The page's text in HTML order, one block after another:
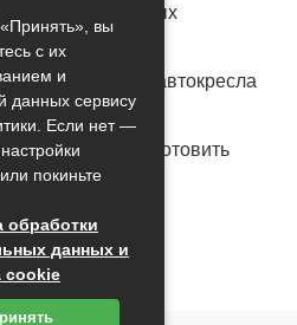
в семейных
к записи
Детские автокресла
цвет Orange
к записи
Как приготовить
вы
с их
и
данных сервису
Если нет —
покиньте
обработки
данных и
cookie